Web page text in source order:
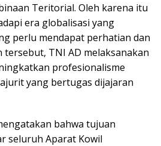
Teritorial. Oleh karena itu
era globalisasi yang
perlu mendapat perhatian dan
TNI AD melaksanakan
profesionalisme
yang bertugas dijajaran
bahwa tujuan
seluruh Aparat Kowil